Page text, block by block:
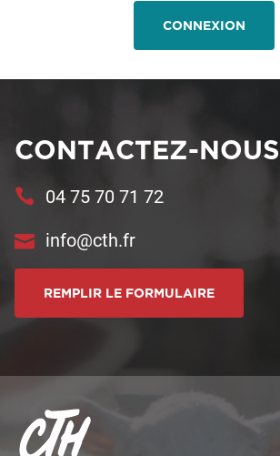
CONNEXION
CONTACTEZ-NOUS
04 75 70 71 72
info@cth.fr
REMPLIR LE FORMULAIRE